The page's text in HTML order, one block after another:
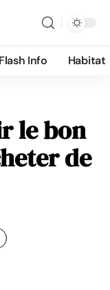
Flash Info Habitat
le bon
de